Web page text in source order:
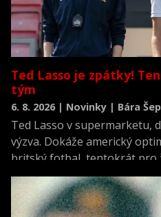
Ted Lasso je zpátky!
tým
6. 8. 2026 | Novinky | Bára
Ted Lasso v supermarketu,
výzva. Dokáže americký
britský fotbal, tentokrát pro